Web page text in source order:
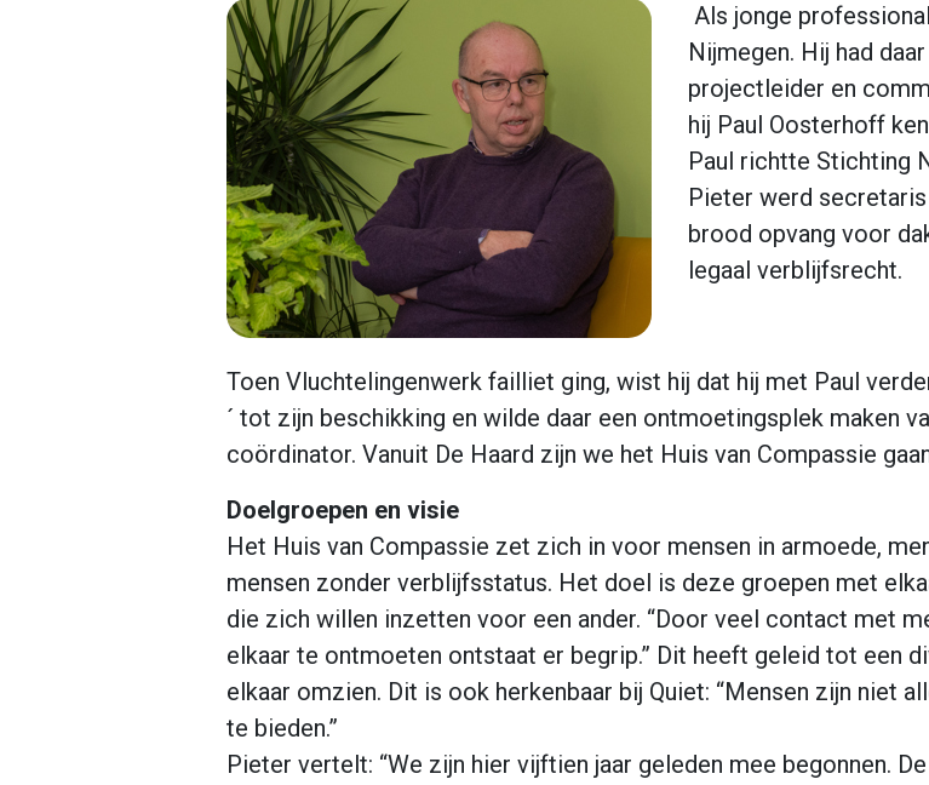
Als jonge
Nijmegen. Hij had
projectleider en
hij Paul Oosterhoff
Paul richtte Stichting
Pieter werd
brood opvang voor
legaal verblijfsrecht.
Toen Vluchtelingenwerk failliet ging, wist hij dat hij met Paul
´ tot zijn beschikking en wilde daar een ontmoetingsplek maken
coördinator. Vanuit De Haard zijn we het Huis van Compassie
Doelgroepen en visie
Het Huis van Compassie zet zich in voor mensen in armoede,
mensen zonder verblijfsstatus. Het doel is deze groepen met
die zich willen inzetten voor een ander. “Door veel contact met
elkaar te ontmoeten ontstaat er begrip.” Dit heeft geleid tot een
elkaar omzien. Dit is ook herkenbaar bij Quiet: “Mensen zijn niet
te bieden.”
Pieter vertelt: “We zijn hier vijftien jaar geleden mee begonnen.